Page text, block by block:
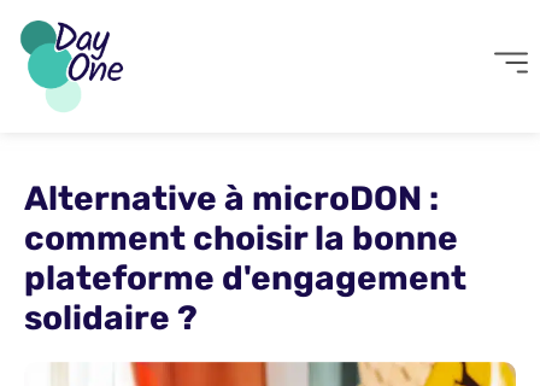
Alternative à microDON :
comment choisir la bonne
plateforme d'engagement
solidaire ?